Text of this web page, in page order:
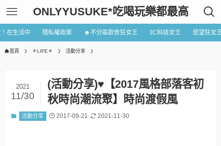
ONLYYUSUKE*吃喝玩樂都最高
在生活中 隱私權政策 ☻不分區飲食狂女王 3C科技女王 慾望狂女
首頁 ＊LIFE＊ 活動分享
(活動分享)♥【2017風格部落客初
秋時尚潮流聚】時尚渡假風
2021
11/30
活動分享 2017-09-21 2021-11-30